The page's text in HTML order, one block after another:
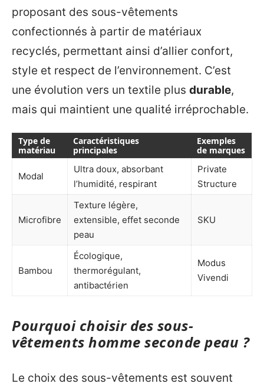
proposant des sous-vêtements
confectionnés à partir de matériaux
recyclés, permettant ainsi d’allier confort,
style et respect de l’environnement. C’est
une évolution vers un textile plus durable,
mais qui maintient une qualité irréprochable.
Type de
matériau
Caractéristiques
principales
Exemples
de marques
Modal
Ultra doux, absorbant
l’humidité, respirant
Private
Structure
Microfibre
Texture légère,
extensible, effet seconde
peau
SKU
Bambou
Écologique,
thermorégulant,
antibactérien
Modus
Vivendi
Pourquoi choisir des sous-
vêtements homme seconde peau ?
Le choix des sous-vêtements est souvent